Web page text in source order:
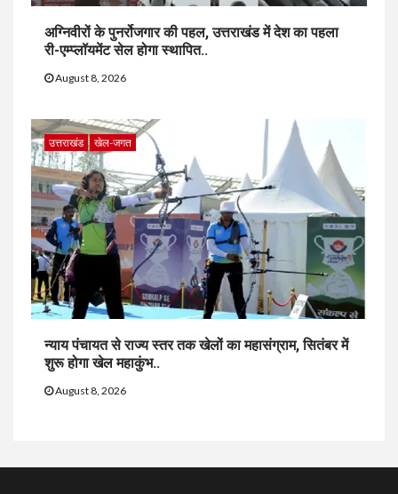
अग्निवीरों के पुनर्रोजगार की पहल, उत्तराखंड में देश का पहला
री-एम्प्लॉयमेंट सेल होगा स्थापित..
August 8, 2026
उत्तराखंड खेल-जगत
न्याय पंचायत से राज्य स्तर तक खेलों का महासंग्राम, सितंबर में
शुरू होगा खेल महाकुंभ..
August 8, 2026